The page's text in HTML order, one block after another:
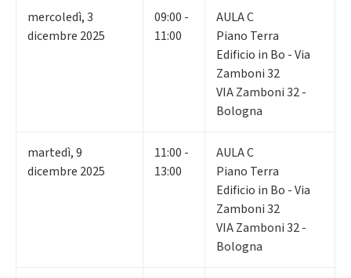
mercoledì,3
dicembre 2025
09:00 -
11:00
AULA C
Piano Terra
Edificio in Bo - Via
Zamboni 32
VIA Zamboni 32 -
Bologna
martedì,9
dicembre 2025
11:00 -
13:00
AULA C
Piano Terra
Edificio in Bo - Via
Zamboni 32
VIA Zamboni 32 -
Bologna